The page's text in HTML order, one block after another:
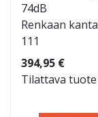
74dB
Renkaan
111
394,95 €
Tilattava tuote